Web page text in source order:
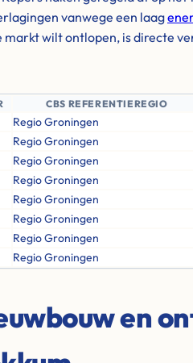
vanwege een laag
markt wilt ontlopen, is directe
CBS REFERENTIEREGIO
Regio Groningen
Regio Groningen
Regio Groningen
Regio Groningen
Regio Groningen
Regio Groningen
Regio Groningen
Regio Groningen
en